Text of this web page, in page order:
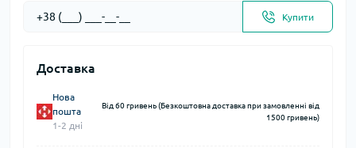
Купити
Доставка
Нова
пошта
1-2 дні
Від 60 гривень (Безкоштовна доставка при замовленні від
1500 гривень)